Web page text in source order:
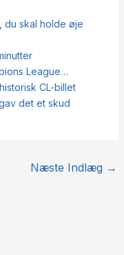
du skal holde øje
League…
CL-billet
det et skud
Næste Indlæg →